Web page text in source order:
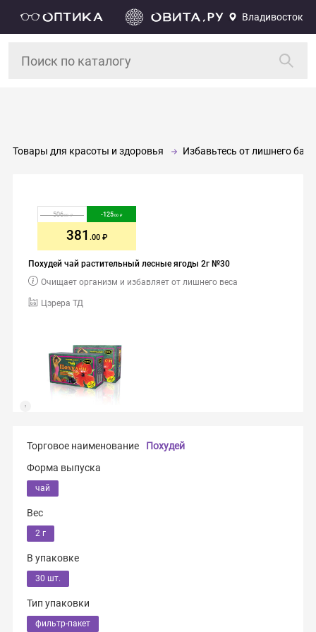
Владивосток
Товары для красоты и здоровья Избавьтесь от лишнего
Похудей чай растительный лесные ягоды 2г №30
Цэрера ТД
Очищает организм и избавляет от лишнего веса
506.00 -125.00
381 .00
Торговое наименование
Похудей
Форма выпуска
чай
Вес
2 г
В упаковке
30 шт.
Тип упаковки
фильтр-пакет